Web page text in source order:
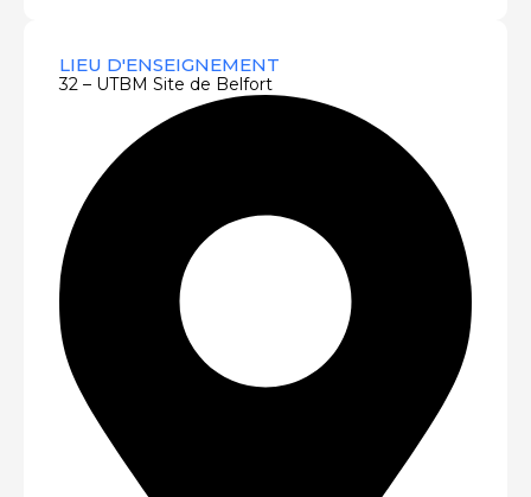
LIEU D'ENSEIGNEMENT
32 – UTBM Site de Belfort